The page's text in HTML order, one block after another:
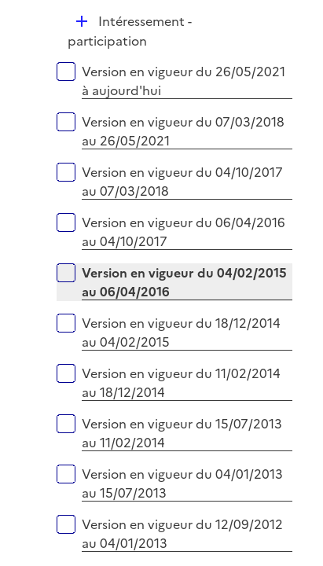
i
e
r
D
é
l
i
e
Intéressement -
participation
Versions sur la période
Version en vigueur du 26/05/2021
à aujourd'hui
Version en vigueur du 07/03/2018
au 26/05/2021
Version en vigueur du 04/10/2017
au 07/03/2018
Version en vigueur du 06/04/2016
au 04/10/2017
Version en vigueur du 04/02/2015
au 06/04/2016
Version en vigueur du 18/12/2014
au 04/02/2015
Version en vigueur du 11/02/2014
au 18/12/2014
Version en vigueur du 15/07/2013
au 11/02/2014
Version en vigueur du 04/01/2013
au 15/07/2013
Version en vigueur du 12/09/2012
au 04/01/2013